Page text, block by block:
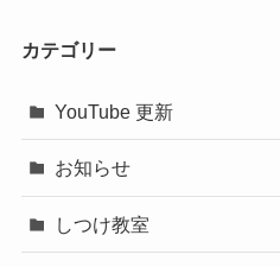
カテゴリー
YouTube 更新
お知らせ
しつけ教室